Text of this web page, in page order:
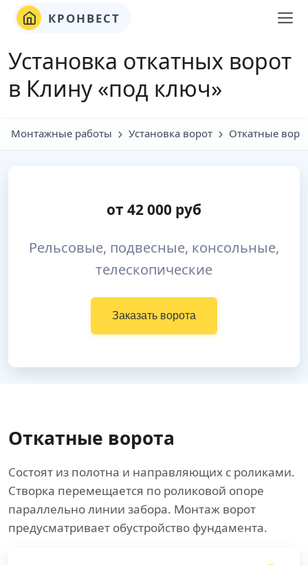
КРОНВЕСТ
Установка откатных ворот
в Клину «под ключ»
Монтажные работы Установка ворот Откатные
от 42 000 руб
Рельсовые, подвесные, консольные,
телескопические
Заказать ворота
Откатные ворота
Состоят из полотна и направляющих с роликами.
Створка перемещается по роликовой опоре
параллельно линии забора. Монтаж ворот
предусматривает обустройство фундамента.